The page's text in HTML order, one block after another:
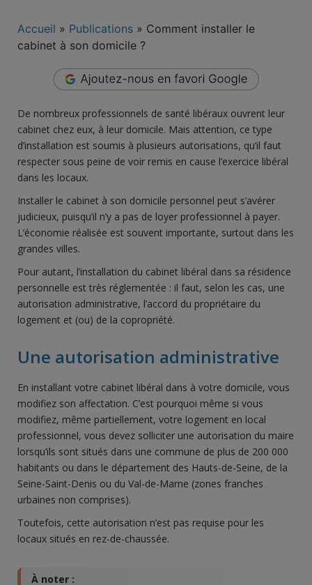
Accueil » Publications » Comment installer le
cabinet à son domicile ?
De nombreux professionnels de santé libéraux ouvrent leur
cabinet chez eux, à leur domicile. Mais attention, ce type
d’installation est soumis à plusieurs autorisations, qu’il faut
respecter sous peine de voir remis en cause l’exercice libéral
dans les locaux.
Installer le cabinet à son domicile personnel peut s’avérer
judicieux, puisqu’il n’y a pas de loyer professionnel à payer.
L’économie réalisée est souvent importante, surtout dans les
grandes villes.
Pour autant, l’installation du cabinet libéral dans sa résidence
personnelle est très réglementée : il faut, selon les cas, une
autorisation administrative, l’accord du propriétaire du
logement et (ou) de la copropriété.
Une autorisation administrative
En installant votre cabinet libéral dans à votre domicile, vous
modifiez son affectation. C’est pourquoi même si vous
modifiez, même partiellement, votre logement en local
professionnel, vous devez solliciter une autorisation du maire
lorsqu’ils sont situés dans une commune de plus de 200 000
habitants ou dans le département des Hauts-de-Seine, de la
Seine-Saint-Denis ou du Val-de-Marne (zones franches
urbaines non comprises).
Toutefois, cette autorisation n’est pas requise pour les
locaux situés en rez-de-chaussée.
À noter :